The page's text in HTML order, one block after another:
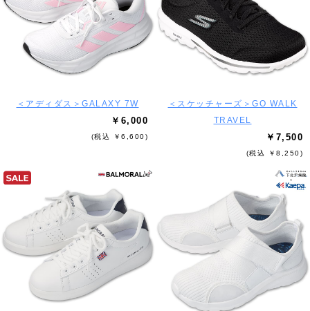
＜アディダス＞GALAXY 7W
￥6,000
(税込 ￥6,600)
＜スケッチャーズ＞GO WALK
TRAVEL
￥7,500
(税込 ￥8,250)